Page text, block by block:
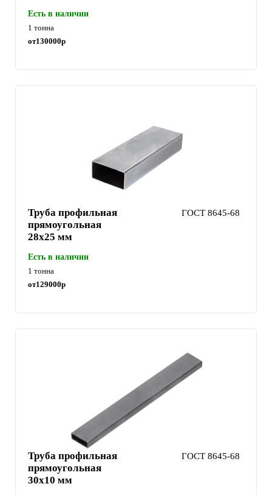
Есть в наличии
1 тонна
от130000р
Труба профильная
прямоугольная
28х25 мм
ГОСТ 8645-68
Есть в наличии
1 тонна
от129000р
Труба профильная
прямоугольная
30х10 мм
ГОСТ 8645-68